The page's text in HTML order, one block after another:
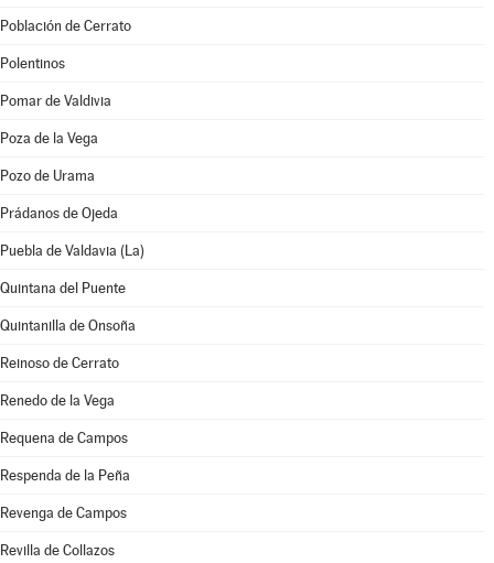
Población de Cerrato
Polentinos
Pomar de Valdivia
Poza de la Vega
Pozo de Urama
Prádanos de Ojeda
Puebla de Valdavia (La)
Quintana del Puente
Quintanilla de Onsoña
Reinoso de Cerrato
Renedo de la Vega
Requena de Campos
Respenda de la Peña
Revenga de Campos
Revilla de Collazos